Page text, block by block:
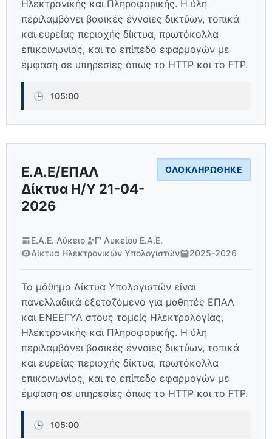
Ηλεκτρονικής και Πληροφορικής. Η ύλη
περιλαμβάνει βασικές έννοιες δικτύων, τοπικά
και ευρείας περιοχής δίκτυα, πρωτόκολλα
επικοινωνίας, και το επίπεδο εφαρμογών με
έμφαση σε υπηρεσίες όπως το HTTP και το FTP.
🕒 105:00
Ε.Α.Ε/ΕΠΑΛ
Δίκτυα Η/Υ 21-04-
2026
ΟΛΟΚΛΗΡΏΘΗΚΕ
Ε.Α.Ε. Λύκειο
Γ' Λυκείου Ε.Α.Ε.
Δίκτυα Ηλεκτρονικών Υπολογιστών
2025-2026
Το μάθημα Δίκτυα Υπολογιστών είναι
πανελλαδικά εξεταζόμενο για μαθητές ΕΠΑΛ
και ΕΝΕΕΓΥΛ στους τομείς Ηλεκτρολογίας,
Ηλεκτρονικής και Πληροφορικής. Η ύλη
περιλαμβάνει βασικές έννοιες δικτύων, τοπικά
και ευρείας περιοχής δίκτυα, πρωτόκολλα
επικοινωνίας, και το επίπεδο εφαρμογών με
έμφαση σε υπηρεσίες όπως το HTTP και το FTP.
🕒 105:00